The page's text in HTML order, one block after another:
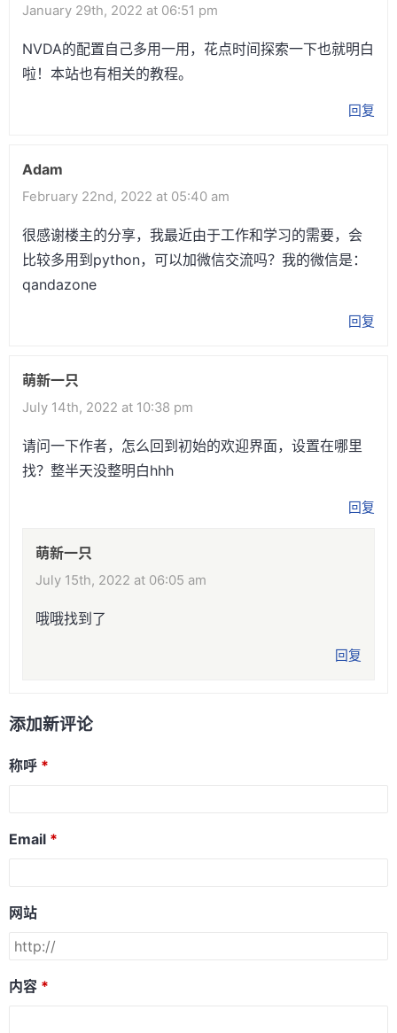
January 29th, 2022 at 06:51 pm
NVDA的配置自己多用一用，花点时间探索一下也就明白
啦！本站也有相关的教程。
回复
Adam
February 22nd, 2022 at 05:40 am
很感谢楼主的分享，我最近由于工作和学习的需要，会
比较多用到python，可以加微信交流吗？我的微信是：
qandazone
回复
萌新一只
July 14th, 2022 at 10:38 pm
请问一下作者，怎么回到初始的欢迎界面，设置在哪里
找？整半天没整明白hhh
回复
萌新一只
July 15th, 2022 at 06:05 am
哦哦找到了
回复
添加新评论
称呼
Email
网站
内容